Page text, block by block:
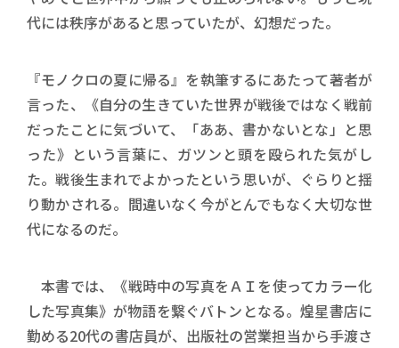
代には秩序があると思っていたが、幻想だった。
『モノクロの夏に帰る』を執筆するにあたって著者が
言った、《自分の生きていた世界が戦後ではなく戦前
だったことに気づいて、「ああ、書かないとな」と思
った》という言葉に、ガツンと頭を殴られた気がし
た。戦後生まれでよかったという思いが、ぐらりと揺
り動かされる。間違いなく今がとんでもなく大切な世
代になるのだ。
本書では、《戦時中の写真をＡＩを使ってカラー化
した写真集》が物語を繋ぐバトンとなる。煌星書店に
勤める20代の書店員が、出版社の営業担当から手渡さ